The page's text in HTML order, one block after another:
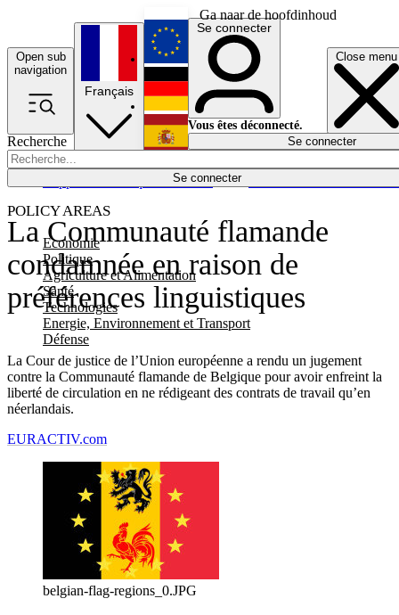
Ga naar de hoofdinhoud
Open sub
navigation
Close menu
Recherche
Se connecter
POLICY AREAS
Economie
Politique
Agriculture et Alimentation
Santé
Technologies
Energie, Environnement et Transport
Défense
Économie
Français
English
Deutsch
Español
Se connecter
Vous êtes déconnecté.
Se connecter
La Communauté flamande
condamnée en raison de
préférences linguistiques
La Cour de justice de l’Union européenne a rendu un jugement
contre la Communauté flamande de Belgique pour avoir enfreint la
liberté de circulation en ne rédigeant des contrats de travail qu’en
néerlandais.
EURACTIV.com
belgian-flag-regions_0.JPG